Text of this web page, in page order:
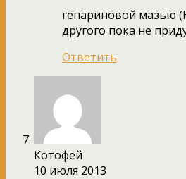
гепариновой мазью
другого пока не
Ответить
Котофей
10 июля 2013